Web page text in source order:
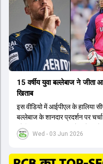
अगरकर की अगुवाई वाली चयन
कप और 2028 ओलंपिक के लिए
Wed - 03 Jun 2026
15 वर्षीय युवा बल्लेबाज ने जीता
खिताब
इस वीडियो में आईपीएल के हालिया
बल्लेबाज के शानदार प्रदर्शन पर
सौ छिहत्तर रन बनाकर ऑरेंज कैप
किया है। वीडियो में बताया गया है
ऑस्ट्रेलियाई कप्तान के अनुसार,